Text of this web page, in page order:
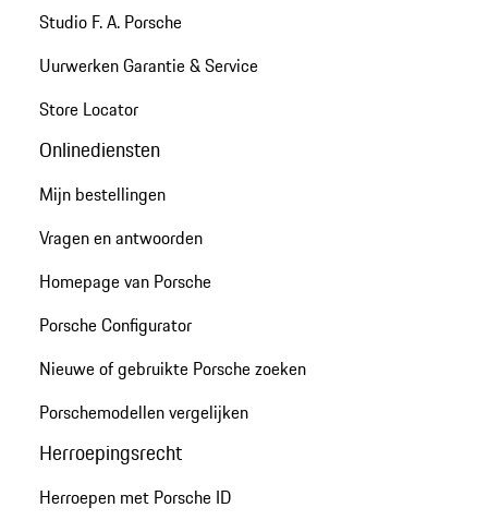
Studio F. A. Porsche
Uurwerken Garantie & Service
Store Locator
Onlinediensten
Mijn bestellingen
Vragen en antwoorden
Homepage van Porsche
Porsche Configurator
Nieuwe of gebruikte Porsche zoeken
Porschemodellen vergelijken
Herroepingsrecht
Herroepen met Porsche ID